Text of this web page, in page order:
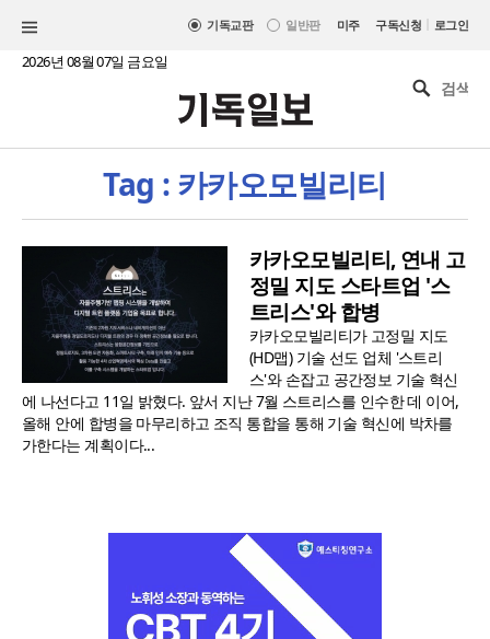
기독교판 일반판 미주 구독신청 | 로그인
2026년 08월 07일 금요일
Tag : 카카오모빌리티
카카오모빌리티, 연내 고
정밀 지도 스타트업 '스
트리스'와 합병
카카오모빌리티가 고정밀 지도
(HD맵) 기술 선도 업체 '스트리
스'와 손잡고 공간정보 기술 혁신
에 나선다고 11일 밝혔다. 앞서 지난 7월 스트리스를 인수한 데 이어,
올해 안에 합병을 마무리하고 조직 통합을 통해 기술 혁신에 박차를
가한다는 계획이다...